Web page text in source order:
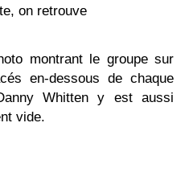
on retrouve
montrant le groupe sur
en-dessous de chaque
Whitten y est aussi
vide.